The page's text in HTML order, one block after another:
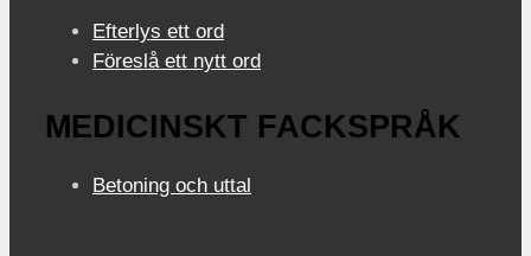
Efterlys ett ord
Föreslå ett nytt ord
MEDICINSKT FACKSPRÅK
Betoning och uttal